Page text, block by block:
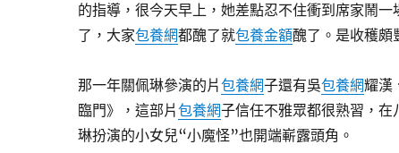
的指導，很今天早上，她差點忍不住衝到席家鬧
了，大家包養網都醜了就包養金額醜了。是收穫頗
那一年關佩琳參演的片包養網子還有吳包養網耀漢
臨門》，這部片包養網子信任不雅眾都很熟習，
琳扮演的小女兒“小魔怪”也開端嶄露頭角。